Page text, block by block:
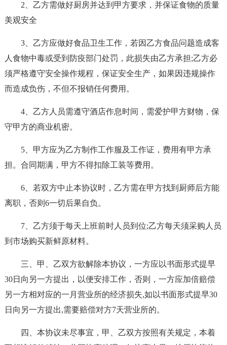
2、乙方需做好厨房并达到甲方要求，并保证食物的质量
美观安全
3、乙方应做好食品卫生工作，若因乙方食品问题造成客
人食物中毒或受到防疫部门处罚，此损失由乙方承担;乙方必
须严格遵守安全操作规程，保证安全生产，如果因违规操作
而造成负伤，不但不报销任何费用。
4、乙方人员需遵守酒店作息时间，需爱护甲方财物，保
守甲方的商业机密。
5、甲方应为乙方制作工作服及工作证，费用有甲方承
担。合同期满，甲方不得扣除工装等费用。
6、若双方中止本协议时，乙方需在甲方找到厨师后方能
离职，否则6一切后果自负。
7、乙方须于每天上班前时人员到位;乙方每天须采购人员
到市场购买新鲜原材料。
三、甲、乙双方欲解除本协议，一方应以书面形式提早
30日向另一方提出，以便安排工作，否则，一方应加倍赔偿
另一方相对应的一月营业所的经济损失,如以书面形式提早30
日向另一方提出,需要赔偿对方7天营业所的。
四、本协议未尽事宜，甲、乙双方按照有关规定，本着